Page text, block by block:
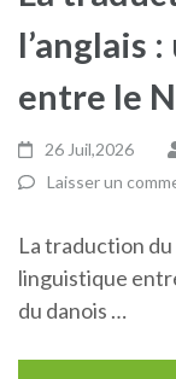
l’anglais
entre le
26 Juil,2026
Laisser un
La traduction du
linguistique
du danois …